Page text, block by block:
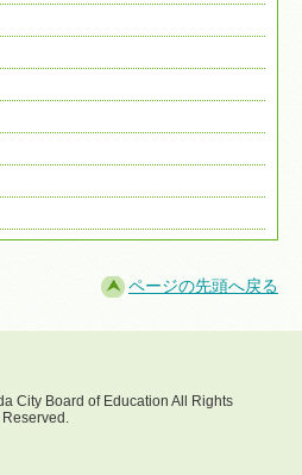
ページの先頭へ戻る
City Board of Education All Rights
Reserved.